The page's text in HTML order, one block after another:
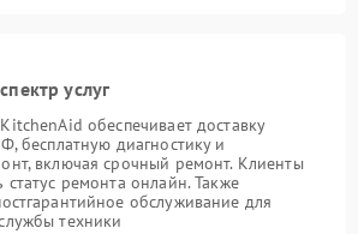
услуг
обеспечивает доставку
бесплатную диагностику и
включая срочный ремонт. Клиенты
статус ремонта онлайн. Также
обслуживание для
техники